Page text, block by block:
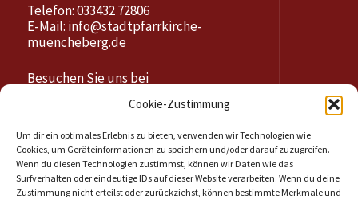
Cookie-Zustimmung
Um dir ein optimales Erlebnis zu bieten, verwenden wir Technologien wie
Cookies, um Geräteinformationen zu speichern und/oder darauf zuzugreifen.
Wenn du diesen Technologien zustimmst, können wir Daten wie das
Surfverhalten oder eindeutige IDs auf dieser Website verarbeiten. Wenn du deine
Zustimmung nicht erteilst oder zurückziehst, können bestimmte Merkmale und
Telefon: 033432 72806
E-Mail: info@stadtpfarrkirche-
muencheberg.de
Besuchen Sie uns bei